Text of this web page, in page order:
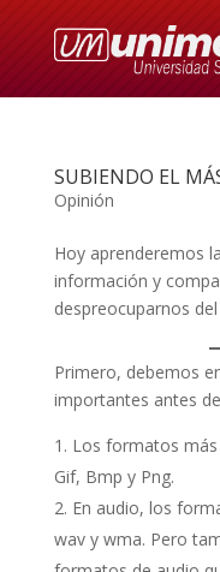
SUBIENDO EL
Opinión
Hoy aprenderemos
información y
despreocuparnos
Primero, debemos
importantes antes
Los formatos más
Gif, Bmp y Png.
En audio, los
wav y wma. Pero